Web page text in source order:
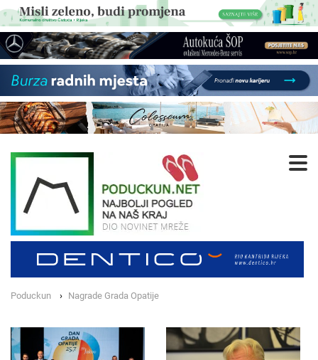
Poduckun Nagrade Grada Opatije